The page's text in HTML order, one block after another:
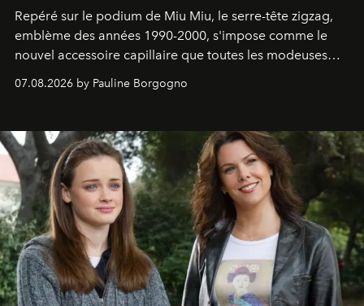
Repéré sur le podium de Miu Miu, le serre-tête zigzag,
emblème des années 1990-2000, s'impose comme le
nouvel accessoire capillaire que toutes les modeuses
s'arrachent déjà.
07.08.2026 by Pauline Borgogno